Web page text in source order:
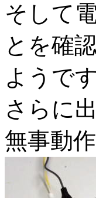
そして
とを確
ようです
さらに
無事動